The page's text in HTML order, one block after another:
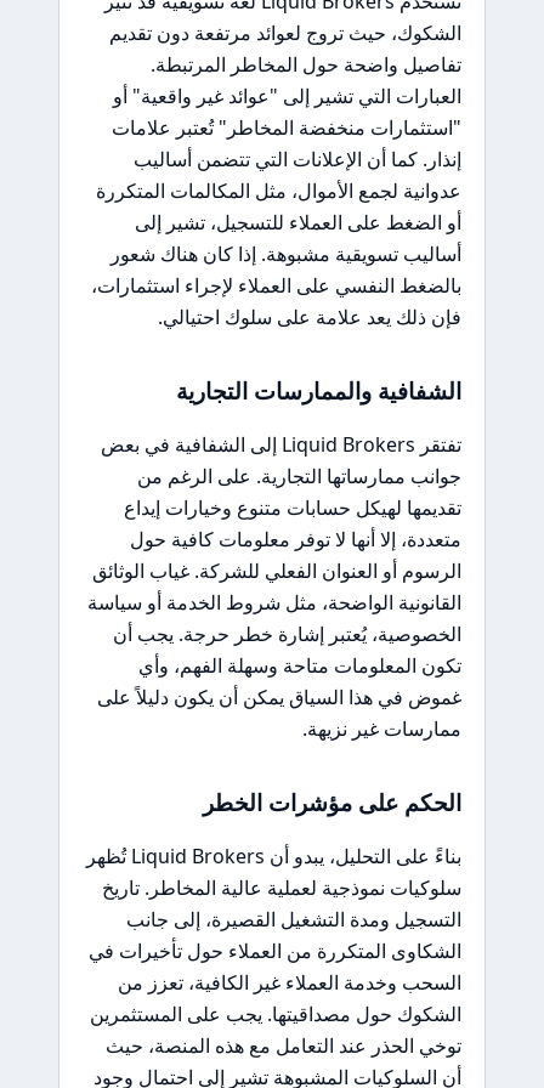
الشكوك، حيث تروج لعوائد مرتفعة دون تقديم
تفاصيل واضحة حول المخاطر المرتبطة.
العبارات التي تشير إلى "عوائد غير واقعية" أو
"استثمارات منخفضة المخاطر" تُعتبر علامات
إنذار. كما أن الإعلانات التي تتضمن أساليب
عدوانية لجمع الأموال، مثل المكالمات المتكررة
أو الضغط على العملاء للتسجيل، تشير إلى
أساليب تسويقية مشبوهة. إذا كان هناك شعور
بالضغط النفسي على العملاء لإجراء استثمارات،
فإن ذلك يعد علامة على سلوك احتيالي.
الشفافية والممارسات التجارية
تفتقر Liquid Brokers إلى الشفافية في بعض
جوانب ممارساتها التجارية. على الرغم من
تقديمها لهيكل حسابات متنوع وخيارات إيداع
متعددة، إلا أنها لا توفر معلومات كافية حول
الرسوم أو العنوان الفعلي للشركة. غياب الوثائق
القانونية الواضحة، مثل شروط الخدمة أو سياسة
الخصوصية، يُعتبر إشارة خطر حرجة. يجب أن
تكون المعلومات متاحة وسهلة الفهم، وأي
غموض في هذا السياق يمكن أن يكون دليلاً على
ممارسات غير نزيهة.
الحكم على مؤشرات الخطر
بناءً على التحليل، يبدو أن Liquid Brokers تُظهر
سلوكيات نموذجية لعملية عالية المخاطر. تاريخ
التسجيل ومدة التشغيل القصيرة، إلى جانب
الشكاوى المتكررة من العملاء حول تأخيرات في
السحب وخدمة العملاء غير الكافية، تعزز من
الشكوك حول مصداقيتها. يجب على المستثمرين
توخي الحذر عند التعامل مع هذه المنصة، حيث
أن السلوكيات المشبوهة تشير إلى احتمال وجود